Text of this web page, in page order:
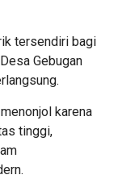
tersendiri bagi
Gebugan
karena
tinggi,